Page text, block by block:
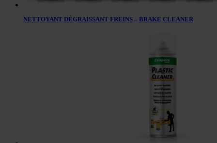
NETTOYANT DÉGRAISSANT FREINS – BRAKE CLEANER